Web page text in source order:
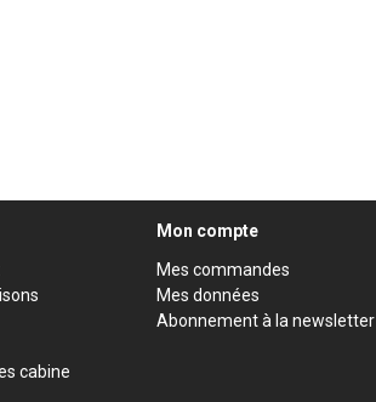
cabine
Mon compte
Mes commandes
Mes données
Abonnement à la newsletter